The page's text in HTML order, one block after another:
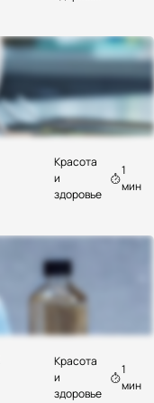
Красота
и
здоровье
1
мин
Красота
и
здоровье
1
мин